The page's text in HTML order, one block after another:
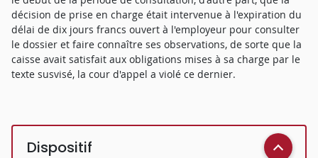
décision de prise en charge était intervenue à l'expiration du
délai de dix jours francs ouvert à l'employeur pour consulter
le dossier et faire connaître ses observations, de sorte que la
caisse avait satisfait aux obligations mises à sa charge par le
texte susvisé, la cour d'appel a violé ce dernier.
Dispositif